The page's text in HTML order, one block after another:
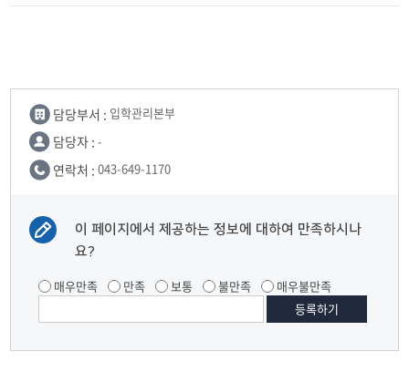
담당부서 : 입학관리본부
담당자 : -
연락처 : 043-649-1170
이 페이지에서 제공하는 정보에 대하여 만족하시나
요?
매우만족 만족 보통 불만족 매우불만족